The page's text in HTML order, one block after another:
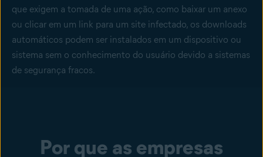
que exigem a tomada de uma ação, como baixar um anexo
ou clicar em um link para um site infectado, os downloads
automáticos podem ser instalados em um dispositivo ou
sistema sem o conhecimento do usuário devido a sistemas
de segurança fracos.
Por que as empresas